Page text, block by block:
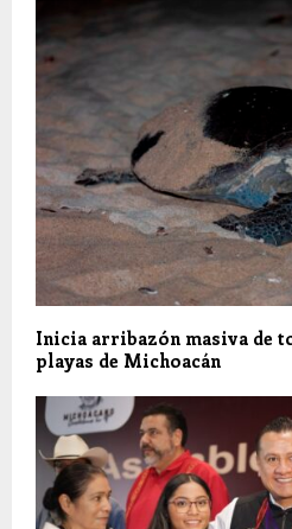
Inicia arribazón masiva de
playas de Michoacán